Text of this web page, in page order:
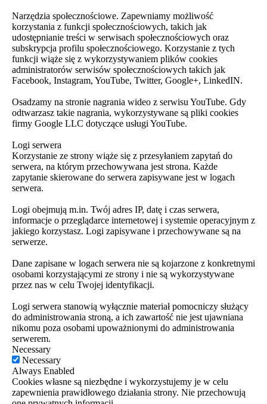
Narzędzia społecznościowe. Zapewniamy możliwość
korzystania z funkcji społecznościowych, takich jak
udostępnianie treści w serwisach społecznościowych oraz
subskrypcja profilu społecznościowego. Korzystanie z tych
funkcji wiąże się z wykorzystywaniem plików cookies
administratorów serwisów społecznościowych takich jak
Facebook, Instagram, YouTube, Twitter, Google+, LinkedIN.
Osadzamy na stronie nagrania wideo z serwisu YouTube. Gdy
odtwarzasz takie nagrania, wykorzystywane są pliki cookies
firmy Google LLC dotyczące usługi YouTube.
Logi serwera
Korzystanie ze strony wiąże się z przesyłaniem zapytań do
serwera, na którym przechowywana jest strona. Każde
zapytanie skierowane do serwera zapisywane jest w logach
serwera.
Logi obejmują m.in. Twój adres IP, datę i czas serwera,
informacje o przeglądarce internetowej i systemie operacyjnym z
jakiego korzystasz. Logi zapisywane i przechowywane są na
serwerze.
Dane zapisane w logach serwera nie są kojarzone z konkretnymi
osobami korzystającymi ze strony i nie są wykorzystywane
przez nas w celu Twojej identyfikacji.
Logi serwera stanowią wyłącznie materiał pomocniczy służący
do administrowania stroną, a ich zawartość nie jest ujawniana
nikomu poza osobami upoważnionymi do administrowania
serwerem.
Necessary
Necessary
Always Enabled
Cookies własne są niezbędne i wykorzystujemy je w celu
zapewnienia prawidłowego działania strony. Nie przechowują